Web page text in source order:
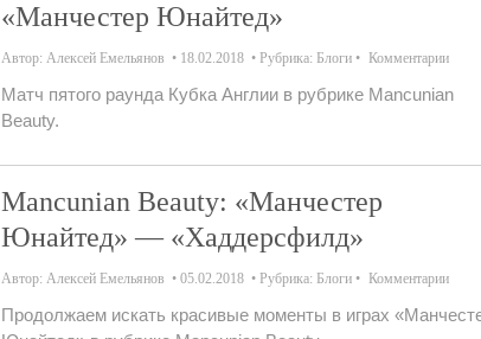
«Манчестер Юнайтед»
Автор: Алексей Емельянов 18.02.2018 Рубрика: Блоги Комментарии
Матч пятого раунда Кубка Англии в рубрике Mancunian
Beauty.
Mancunian Beauty: «Манчестер
Юнайтед» — «Хаддерсфилд»
Автор: Алексей Емельянов 05.02.2018 Рубрика: Блоги Комментарии
Продолжаем искать красивые моменты в играх